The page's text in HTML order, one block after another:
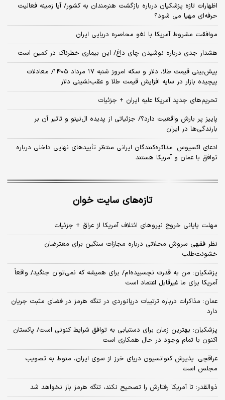
اظهارات تازه پزشکیان درباره بازگشت هنرمندان به کشور/ آیا زمینه فعالیت
حرفه‌ای مهیا می شود؟
موافقت مشروط آمریکا با لغو محاصره دریایی ایران
هشدار جدی درباره نوشیدن چای داغ/ این بیماری خطرناک در کمین است
پیش‌بینی قیمت طلا، دلار و سکه امروز شنبه ۱۷ مرداد ۱۴۰۵/ معادلات
پیچیده بازار در سایه افزایش قیمت طلا و عقب‌نشینی دلار
تحریم‌های جدید آمریکا علیه ایران + جزئیات
پاییز پر بارش واقعیت دارد؟/ جزئیاتی از پدیده ال‌نینو و تاثیر آن بر
بارندگی‌ها در ایران
ادعای اکسیوس: مذاکره‌کنندگان ایرانی منتظر تأییدهای نهایی داخلی درباره
توافق با عمان و آمریکا هستند
تازه‌های سایت خوان
مهلت پایانی خروج نیروهای ائتلاف آمریکا از عراق + جزئیات
نظر فقهی سروش محلاتی درباره مجازات سنگین برای معترضان
خشونت‌طلب
پزشکیان: من به قدرت نچسبیده‌ام/ برای همیشه که نمی‌توان جنگید/ واقعاً
آمریکا برای ما غیرقابل اعتماد است
عمان: مذاکرات درباره ترتیبات دریانوردی در تنگه هرمز در فضای مثبت جریان
دارد
پزشکیان‌: بهترین زمان برای دستیابی به توافق شرایط کنونی است/ پاکستان
اکنون با تمام وجود در حال همکاری است
عراقچی: پذیرش کنوانسیون دریای خرز از سوی ایران، منوط به تصویب
مجلس است
ذوالقدر: تا آمریکا رفتارش را تصحیح نکند، تنگه هرمز باز نخواهد شد